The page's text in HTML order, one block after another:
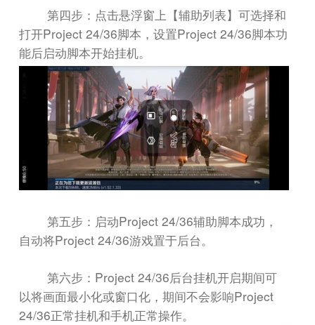
第四步：点击悬浮窗上【辅助列表】可选择和
打开Project 24/36脚本，设置Project 24/36脚本功
能后启动脚本开始挂机。
第五步：启动Project 24/36辅助脚本成功，
自动将Project 24/36游戏置于后台。
第六步： Project 24/36后台挂机开启期间可
以将画面最小化或窗口化，期间不会影响Project
24/36正常挂机和手机正常操作。